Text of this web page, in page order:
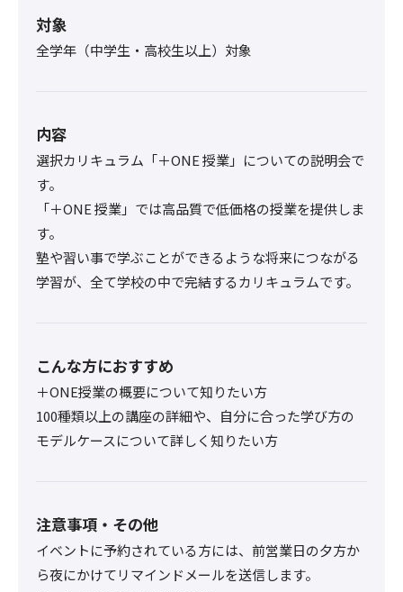
対象
全学年（中学生・高校生以上）対象
内容
選択カリキュラム「＋ONE 授業」についての説明会で
す。
「＋ONE 授業」では高品質で低価格の授業を提供しま
す。
塾や習い事で学ぶことができるような将来につながる
学習が、全て学校の中で完結するカリキュラムです。
こんな方におすすめ
＋ONE授業の概要について知りたい方
100種類以上の講座の詳細や、自分に合った学び方の
モデルケースについて詳しく知りたい方
注意事項・その他
イベントに予約されている方には、前営業日の夕方か
ら夜にかけてリマインドメールを送信します。